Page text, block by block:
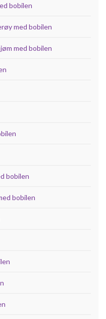
bobilen
med bobilen
med bobilen
bobilen
bobilen